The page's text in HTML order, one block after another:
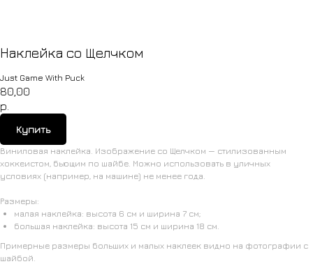
Наклейка со Щелчком
Just Game With Puck
80,00
р.
Купить
Виниловая наклейка. Изображение со Щелчком — стилизованным
хоккеистом, бьющим по шайбе. Можно использовать в уличных
условиях (например, на машине) не менее года.
Размеры:
малая наклейка: высота 6 см и ширина 7 см;
большая наклейка: высота 15 см и ширина 18 см.
Примерные размеры больших и малых наклеек видно на фотографии с
шайбой.